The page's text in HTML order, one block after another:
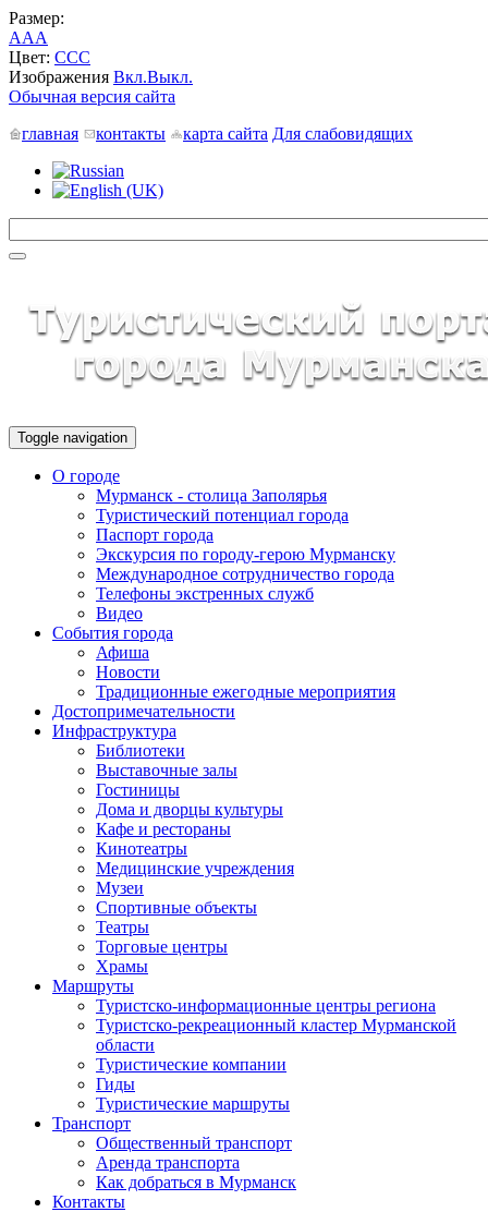
Размер:
AAA
Цвет: CCC
Изображения Вкл.Выкл.
Обычная версия сайта
главная
контакты карта сайта Для слабовидящих
Toggle navigation
О городе
Мурманск - столица Заполярья
Туристический потенциал города
Паспорт города
Экскурсия по городу-герою Мурманску
Международное сотрудничество города
Телефоны экстренных служб
Видео
События города
Афиша
Новости
Традиционные ежегодные мероприятия
Достопримечательности
Инфраструктура
Библиотеки
Выставочные залы
Гостиницы
Дома и дворцы культуры
Кафе и рестораны
Кинотеатры
Медицинские учреждения
Музеи
Спортивные объекты
Театры
Торговые центры
Храмы
Маршруты
Туристско-информационные центры региона
Туристско-рекреационный кластер Мурманской
области
Туристические компании
Гиды
Туристические маршруты
Транспорт
Общественный транспорт
Аренда транспорта
Как добраться в Мурманск
Контакты